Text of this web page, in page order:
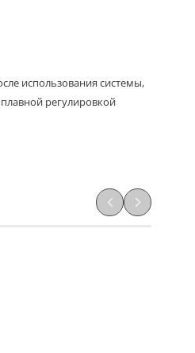
использования системы,
регулировкой